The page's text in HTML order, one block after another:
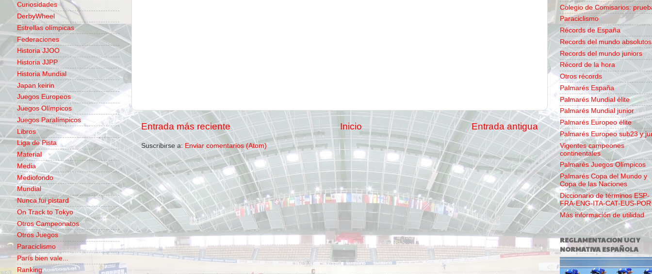
Entrada más reciente Entrada antigua
Inicio
Suscribirse a: Enviar comentarios (Atom)
Curiosidades
DerbyWheel
Estrellas olímpicas
Federaciones
Historia JJOO
Historia JJPP
Historia Mundial
Japan keirin
Juegos Europeos
Juegos Olímpicos
Juegos Paralímpicos
Libros
Liga de Pista
Material
Media
Mediofondo
Mundial
Nunca fui pistard
On Track to Tokyo
Otros Campeonatos
Otros Juegos
Paraciclismo
París bien vale...
Ranking
Colegio de Comisarios:
Paraciclismo
Récords de España
Records del mundo absolutos
Records del mundo juniors
Récord de la hora
Otros récords
Palmarés España
Palmarés Mundial élite
Palmarés Mundial junior
Palmarés Europeo élite
Palmarés Europeo sub23 y
Vigentes campeones
continentales
Palmarés Juegos Olímpicos
Palmarés Copa del Mundo y
Copa de las Naciones
Diccionario de términos ESP-
FRA-ENG-ITA-CAT-EUS-POR
Más información de utilidad
REGLAMENTACION UCI Y
NORMATIVA ESPAÑOLA